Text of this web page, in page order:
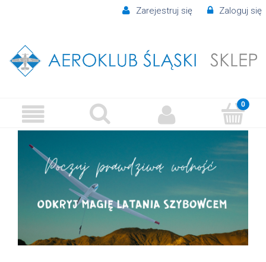
Zarejestruj się Zaloguj się